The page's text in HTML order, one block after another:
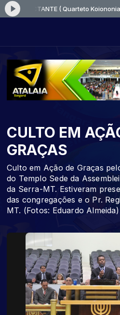
IMPACTANTE ( Quarteto Koiononia - A
CULTO EM
GRAÇAS
Culto em Ação de Graças
do Templo Sede da
da Serra-MT. Estiveram
das congregações e o Pr.
MT. (Fotos: Eduardo Almeida)